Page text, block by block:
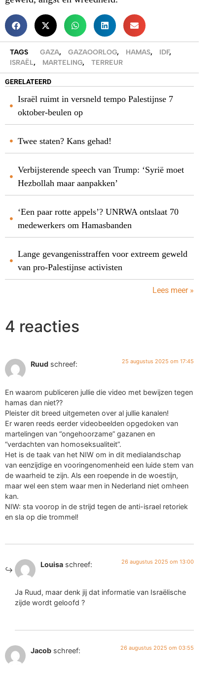
TAGS GAZA, GAZAOORLOG, HAMAS, IDF,
ISRAËL, MARTELING, TERREUR
GERELATEERD
Israël ruimt in versneld tempo Palestijnse 7
oktober-beulen op
Twee staten? Kans gehad!
Verbijsterende speech van Trump: ‘Syrië moet
Hezbollah maar aanpakken’
‘Een paar rotte appels’? UNRWA ontslaat 70
medewerkers om Hamasbanden
Lange gevangenisstraffen voor extreem geweld
van pro-Palestijnse activisten
Lees meer »
4 reacties
Ruud schreef: 25 augustus 2025 om 17:45
En waarom publiceren jullie die video met bewijzen tegen
hamas dan niet??
Pleister dit breed uitgemeten over al jullie kanalen!
Er waren reeds eerder videobeelden opgedoken van
martelingen van “ongehoorzame” gazanen en
“verdachten van homoseksualiteit”.
Het is de taak van het NIW om in dit medialandschap
van eenzijdige en vooringenomenheid een luide stem van
de waarheid te zijn. Als een roepende in de woestijn,
maar wel een stem waar men in Nederland niet omheen
kan.
NIW: sta voorop in de strijd tegen de anti-israel retoriek
en sla op die trommel!
Louisa schreef: 26 augustus 2025 om 13:00
Ja Ruud, maar denk jij dat informatie van Israëlische
zijde wordt geloofd ?
Jacob schreef: 26 augustus 2025 om 03:55